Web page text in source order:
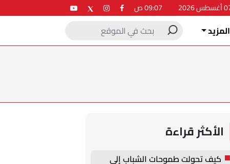
المزيد
الأكثر قراءة
كيف تحولت طموحات الشباب إلى